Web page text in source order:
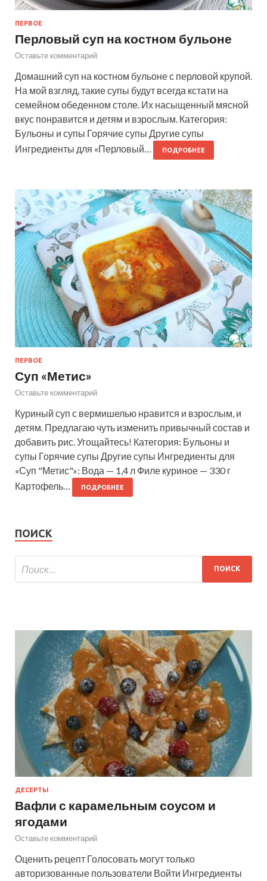
ПЕРВОЕ
Перловый суп на костном бульоне
Оставьте комментарий
Домашний суп на костном бульоне с перловой крупой.
На мой взгляд, такие супы будут всегда кстати на
семейном обеденном столе. Их насыщенный мясной
вкус понравится и детям и взрослым. Категория:
Бульоны и супы Горячие супы Другие супы
Ингредиенты для «Перловый…
ПОДРОБНЕЕ
ПЕРВОЕ
Суп «Метис»
Оставьте комментарий
Куриный суп с вермишелью нравится и взрослым, и
детям. Предлагаю чуть изменить привычный состав и
добавить рис. Угощайтесь! Категория: Бульоны и
супы Горячие супы Другие супы Ингредиенты для
«Суп "Метис"»: Вода — 1,4 л Филе куриное — 330 г
Картофель…
ПОДРОБНЕЕ
ПОИСК
ДЕСЕРТЫ
Вафли с карамельным соусом и
ягодами
Оставьте комментарий
Оценить рецепт Голосовать могут только
авторизованные пользователи Войти Ингредиенты